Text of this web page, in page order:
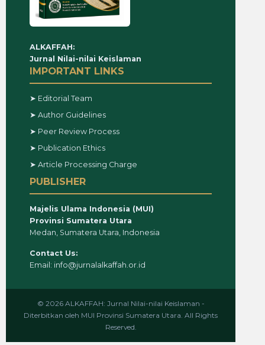
ALKAFFAH:
Jurnal Nilai-nilai Keislaman
IMPORTANT LINKS
➤ Editorial Team
➤ Author Guidelines
➤ Peer Review Process
➤ Publication Ethics
➤ Article Processing Charge
PUBLISHER
Majelis Ulama Indonesia (MUI)
Provinsi Sumatera Utara
Medan, Sumatera Utara, Indonesia
Contact Us:
Email: info@jurnalalkaffah.or.id
© 2026 ALKAFFAH: Jurnal Nilai-nilai Keislaman -
Diterbitkan oleh MUI Provinsi Sumatera Utara. All Rights
Reserved.